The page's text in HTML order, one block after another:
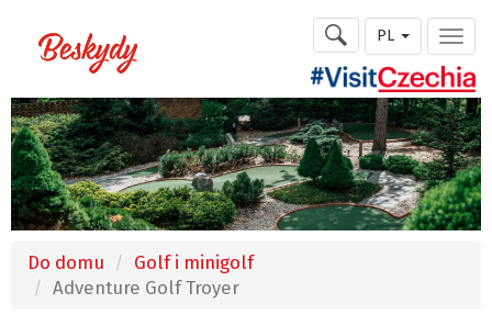
PL
Do domu
Golf i minigolf
Adventure Golf Troyer